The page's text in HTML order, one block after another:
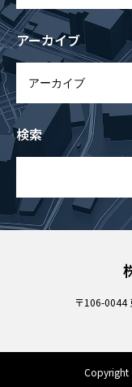
アーカイブ
検索
〒106-0044
Copyright